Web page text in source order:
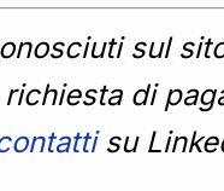
sul
di
su